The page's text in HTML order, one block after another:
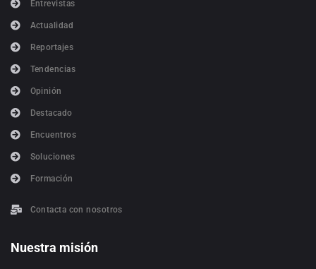
Entrevistas
Actualidad
Reportajes
Tendencias
Opinión
Destacado
Encuentros
Soluciones
Formación
Contacta con nosotros
Nuestra misión